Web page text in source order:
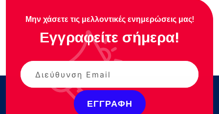
Μην χάσετε τις μελλοντικές ενημερώσεις μας!
Εγγραφείτε σήμερα!
ΕΓΓΡΑΦΉ